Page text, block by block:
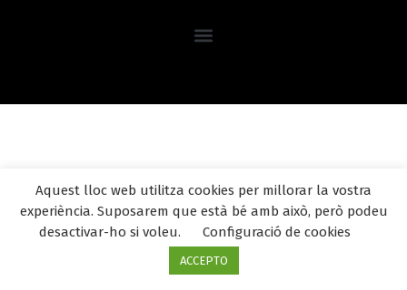
Aquest lloc web utilitza cookies per millorar la vostra
experiència. Suposarem que està bé amb això, però podeu
desactivar-ho si voleu.
Configuració de cookies
ACCEPTO